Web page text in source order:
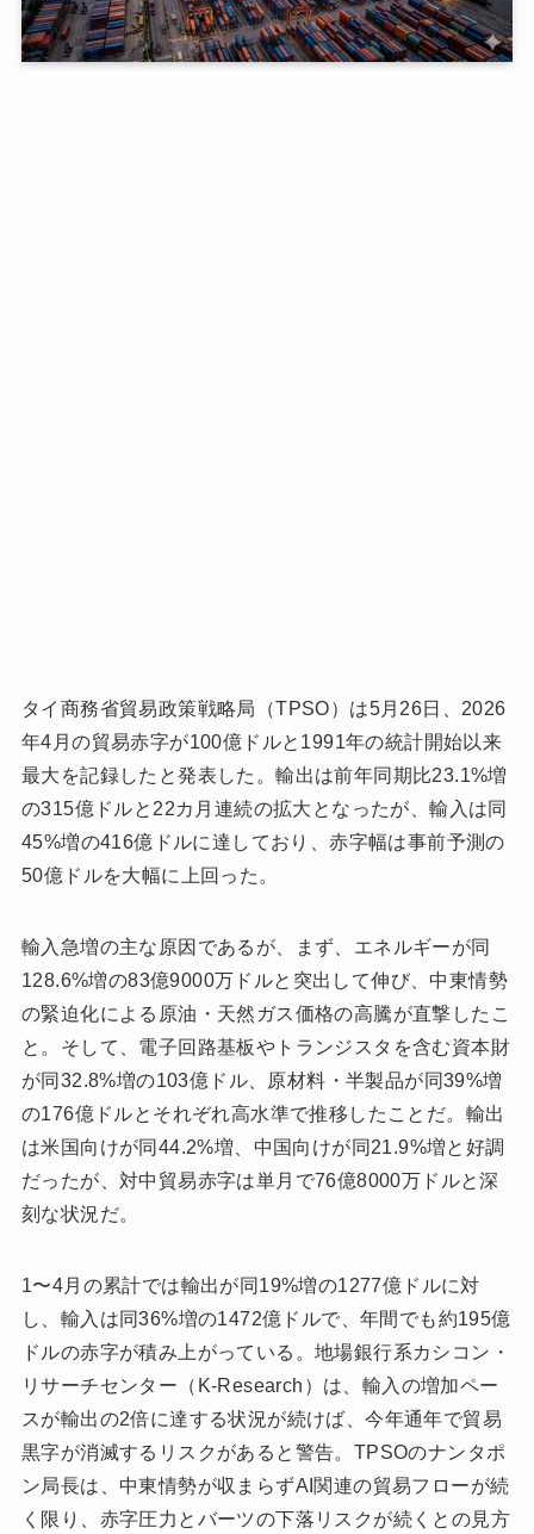
タイ商務省貿易政策戦略局（TPSO）は5月26日、2026
年4月の貿易赤字が100億ドルと1991年の統計開始以来
最大を記録したと発表した。輸出は前年同期比23.1%増
の315億ドルと22カ月連続の拡大となったが、輸入は同
45%増の416億ドルに達しており、赤字幅は事前予測の
50億ドルを大幅に上回った。
輸入急増の主な原因であるが、まず、エネルギーが同
128.6%増の83億9000万ドルと突出して伸び、中東情勢
の緊迫化による原油・天然ガス価格の高騰が直撃したこ
と。そして、電子回路基板やトランジスタを含む資本財
が同32.8%増の103億ドル、原材料・半製品が同39%増
の176億ドルとそれぞれ高水準で推移したことだ。輸出
は米国向けが同44.2%増、中国向けが同21.9%増と好調
だったが、対中貿易赤字は単月で76億8000万ドルと深
刻な状況だ。
1〜4月の累計では輸出が同19%増の1277億ドルに対
し、輸入は同36%増の1472億ドルで、年間でも約195億
ドルの赤字が積み上がっている。地場銀行系カシコン・
リサーチセンター（K-Research）は、輸入の増加ペー
スが輸出の2倍に達する状況が続けば、今年通年で貿易
黒字が消滅するリスクがあると警告。TPSOのナンタポ
ン局長は、中東情勢が収まらずAI関連の貿易フローが続
く限り、赤字圧力とバーツの下落リスクが続くとの見方